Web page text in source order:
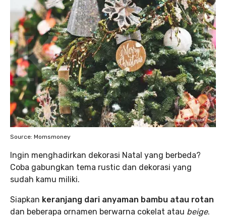
Source: Momsmoney
Ingin menghadirkan dekorasi Natal yang berbeda?
Coba gabungkan tema rustic dan dekorasi yang
sudah kamu miliki.
Siapkan keranjang dari anyaman bambu atau rotan
dan beberapa ornamen berwarna cokelat atau beige.